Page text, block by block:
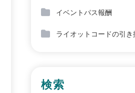
イベントパス報酬
ライオットコードの引き
検索